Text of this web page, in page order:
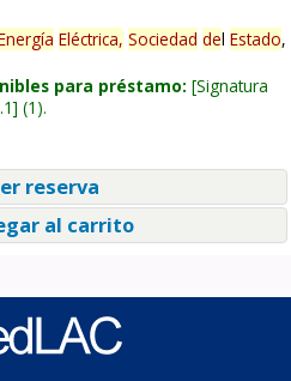
Eléctrica, Sociedad del Estado,
para préstamo: Signatura
(1).
reserva
al carrito